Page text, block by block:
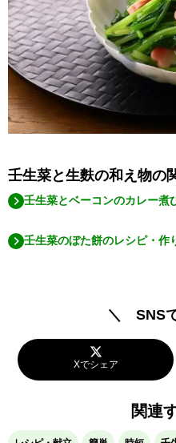
壬生菜と生麩の和え物の
壬生菜とベーコンのカレー煮
壬生菜のぼた餅のレシピ・作
＼ SNS
Xでシェア
関連